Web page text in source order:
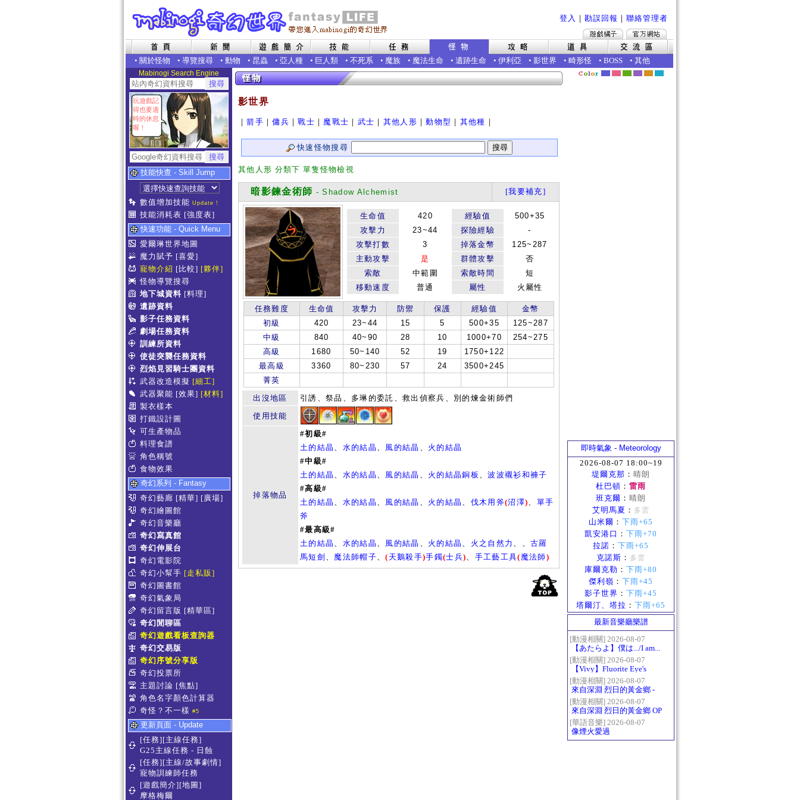
登入 ｜ 勘誤回報 ｜ 聯絡管理者
• 關於怪物 • 導覽搜尋 • 動物 • 昆蟲 • 亞人種 • 巨人類 • 不死系 • 魔族 • 魔法生命 • 遺跡生命 • 伊利亞 • 影世界 • 畸形怪 • BOSS • 其他
Mabinogi Search Engine
玩遊戲記
得也要適
時的休息
喔！
技能快查 - Skill Jump
數值增加技能 Update !
技能消耗表 [強度表]
快速功能 - Quick Menu
愛爾琳世界地圖
魔力賦予 [喜愛]
寵物介紹 [比較] [夥伴]
怪物導覽搜尋
地下城資料 [料理]
遺跡資料
影子任務資料
劇場任務資料
訓練所資料
使徒突襲任務資料
烈焰見習騎士團資料
武器改造模擬 [細工]
武器聚能 [效果] [材料]
製衣樣本
打鐵設計圖
可生產物品
料理食譜
角色稱號
食物效果
奇幻系列 - Fantasy
奇幻藝廊 [精華] [廣場]
奇幻繪圖館
奇幻音樂廳
奇幻寫真館
奇幻伸展台
奇幻電影院
奇幻小幫手 [走私販]
奇幻圖書館
奇幻氣象局
奇幻留言版 [精華區]
奇幻閒聊區
奇幻遊戲看板查詢器
奇幻交易版
奇幻序號分享版
奇幻投票所
主題討論 [焦點]
角色名字顏色計算器
奇怪？不一樣 #5
更新頁面 - Update
[任務][主線任務]
G25主線任務 - 日蝕
[任務][主線/故事劇情]
寵物訓練師任務
[遊戲簡介][地圖]
摩格梅爾
影世界
｜箭手 ｜傭兵 ｜戰士 ｜ 魔戰士 ｜ 武士 ｜ 其他人形 ｜動物型 ｜ 其他種 ｜
快速怪物搜尋
其他人形 分類下 單隻怪物檢視
暗影鍊金術師 - Shadow Alchemist [我要補充]
生命值 420 經驗值
500+35
攻擊力
23~44 探險經驗
-
攻擊打數
3 掉落金幣
125~287
主動攻擊
是 群體攻擊
否
索敵
中範圍 索敵時間
短
移動速度
普通 屬性 火屬性
任務難度 生命值 攻擊力 防禦 保護 經驗值
金幣
初級
420 23~44 15 5 500+35
125~287
中級
840 40~90 28 10 1000+70
254~275
高級
1680 50~140 52 19
1750+122
最高級
3360 80~230 57 24
3500+245
菁英
出沒地區
引誘、祭品、多琳的委託、救出偵察兵、別的煉金術師們
使用技能
掉落物品
#初級#
土的結晶 、 水的結晶 、 風的結晶 、 火的結晶
#中級#
土的結晶 、 水的結晶 、 風的結晶 、 火的結晶銅板 、波波襯衫和褲子
#高級#
土的結晶 、 水的結晶 、 風的結晶 、 火的結晶 、 伐木用斧(沼澤)、 單手
斧
#最高級#
土的結晶 、 水的結晶 、 風的結晶 、 火的結晶 、 火之自然力 、、古羅
馬短劍 、 魔法師帽子、( 天鵝殺手)手鐲(士兵)、 手工藝工具( 魔法師)
即時氣象 - Meteorology
2026-08-07 18:00~19
堤爾克那 ： 晴朗
杜巴頓 ： 雷雨
班克爾 ： 晴朗
艾明馬夏 ： 多雲
山米爾 ： 下雨+65
凱安港口 ： 下雨+70
拉諾 ： 下雨+65
克諾斯 ： 多雲
庫爾克勒 ： 下雨+80
傑利嶺 ： 下雨+45
影子世界 ： 下雨+45
塔爾汀、塔拉 ： 下雨+65
最新音樂廳樂譜
[動漫相關] 2026-08-07
【あたらよ】僕は.../I am...
（我內心的糟糕念頭/僕の
心のヤバイやつ第二季
OP）
[動漫相關] 2026-08-07
【Vivy】Fluorite Eye's
Song
[動漫相關] 2026-08-07
來自深淵 烈日的黃金鄉 -
Gravity
[動漫相關] 2026-08-07
來自深淵 烈日的黃金鄉 OP
- かたち(Katachi)
[華語音樂] 2026-08-07
像煙火愛過